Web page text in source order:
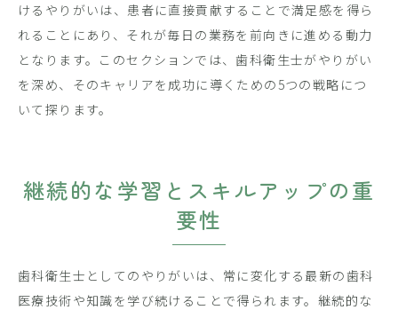
けるやりがいは、患者に直接貢献することで満足感を得ら
れることにあり、それが毎日の業務を前向きに進める動力
となります。このセクションでは、歯科衛生士がやりがい
を深め、そのキャリアを成功に導くための5つの戦略につ
いて探ります。
継続的な学習とスキルアップの重
要性
歯科衛生士としてのやりがいは、常に変化する最新の歯科
医療技術や知識を学び続けることで得られます。継続的な